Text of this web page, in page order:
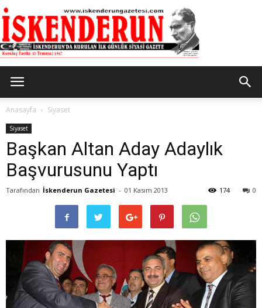
Gazetesi
Anasayfa Siyaset
Siyaset
Başkan Altan Aday Adaylık
Başvurusunu Yaptı
Tarafından İskenderun Gazetesi - 01 Kasım 2013 0
174